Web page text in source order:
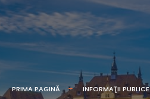
PRIMA PAGINĂ INFORMAŢII PUBLICE